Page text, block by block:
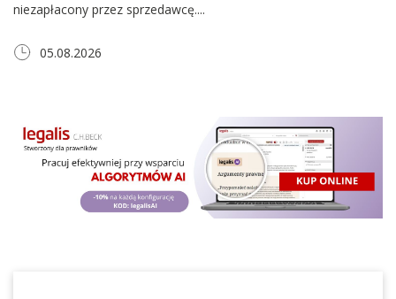
niezapłacony przez sprzedawcę....
05.08.2026